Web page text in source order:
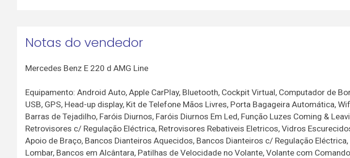
Notas do vendedor
Mercedes Benz E 220 d AMG Line
Equipamento: Android Auto, Apple CarPlay, Bluetooth, Cockpit Virtual, Computador de
USB, GPS, Head-up display, Kit de Telefone Mãos Livres, Porta Bagageira Automática,
Barras de Tejadilho, Faróis Diurnos, Faróis Diurnos Em Led, Função Luzes Coming &
Retrovisores c/ Regulação Eléctrica, Retrovisores Rebativeis Eletricos, Vidros
Apoio de Braço, Bancos Dianteiros Aquecidos, Bancos Dianteiros c/ Regulação
Lombar, Bancos em Alcântara, Patilhas de Velocidade no Volante, Volante com